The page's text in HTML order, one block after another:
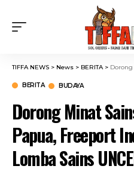
TIFFA NEWS > News > BERITA> Dorong Minat
BERITA BUDAYA
Dorong Minat
Papua, Freeport
Lomba Sains